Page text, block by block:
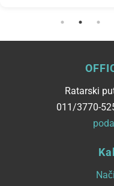
Ratarski
011/3770-